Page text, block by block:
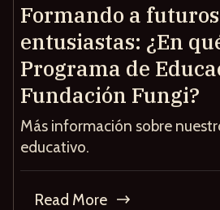
Formando a futuros
entusiastas: ¿En
Programa de
Fundación Fungi?
Más información sobre
educativo.
Read More